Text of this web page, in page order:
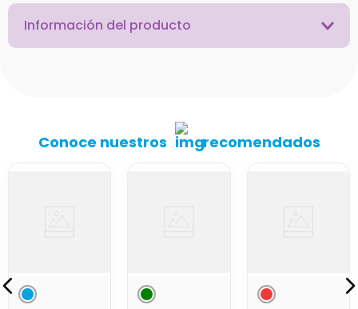
Información del producto
Conoce nuestros recomendados